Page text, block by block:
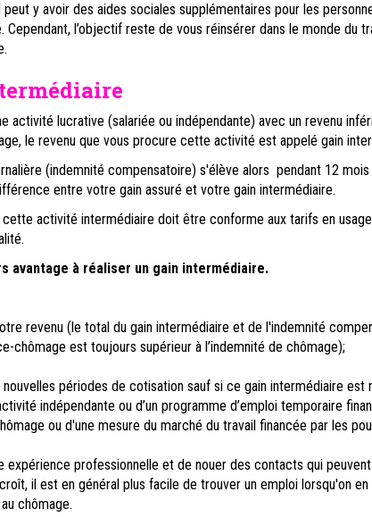
peut y avoir des aides sociales supplémentaires pour les
Cependant, l’objectif reste de vous réinsérer dans le monde du
activité lucrative (salariée ou indépendante) avec un revenu
le revenu que vous procure cette activité est appelé gain
(indemnité compensatoire) s'élève alors pendant 12 mois
entre votre gain assuré et votre gain intermédiaire.
cette activité intermédiaire doit être conforme aux tarifs en
avantage à réaliser un gain intermédiaire.
revenu (le total du gain intermédiaire et de l'indemnité
chômage est toujours supérieur à l’indemnité de chômage);
périodes de cotisation sauf si ce gain intermédiaire est
indépendante ou d’un programme d’emploi temporaire
ou d'une mesure du marché du travail financée par les
expérience professionnelle et de nouer des contacts qui
il est en général plus facile de trouver un emploi lorsqu'on en
chômage.